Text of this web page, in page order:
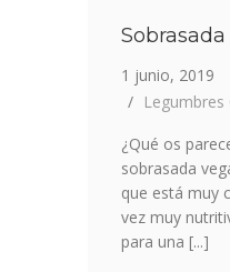
1 junio, 2019
Legumbres
¿Qué os
sobrasada
que está muy
vez muy
para una [...]